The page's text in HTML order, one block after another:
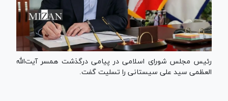
رئیس مجلس شورای اسلامی در پیامی درگذشت همسر آیت‌الله
العظمی سید علی سیستانی را تسلیت گفت.